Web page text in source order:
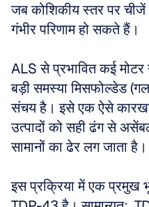
जब कोशिकीय स्तर पर
गंभीर परिणाम हो सकते हैं।
ALS से प्रभावित कई मोटर
बड़ी समस्या मिसफोल्डेड
संचय है। इसे एक ऐसे
उत्पादों को सही ढंग से
सामानों का ढेर लग जाता है।
इस प्रक्रिया में एक प्रमुख